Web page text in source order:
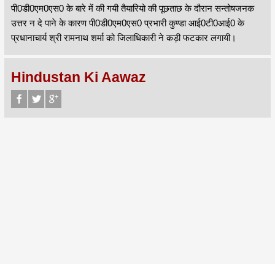
पी0डी0एम0एस0 के बारे में की गयी तैयारियो की पूछताछ के दौरान सन्तोषजनक
उत्तर न दे पाने के कारण पी0डी0एम0एस0 प्रभारी कुण्डा आई0टी0आई0 के
प्रधानाचार्य श्री रामनाथ शर्मा को जिलाधिकारी ने कड़ी फटकार लगायी।
Hindustan Ki Aawaz